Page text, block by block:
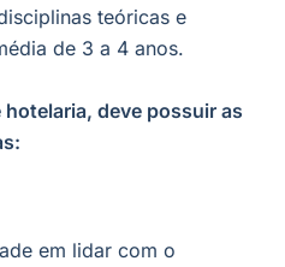
teóricas e
de 3 a 4 anos.
deve possuir as
em lidar com o